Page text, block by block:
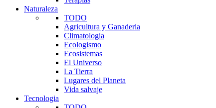
Naturaleza
TODO
Agricultura y Ganaderia
Climatologia
Ecologismo
Ecosistemas
El Universo
La Tierra
Lugares del Planeta
Vida salvaje
Tecnologia